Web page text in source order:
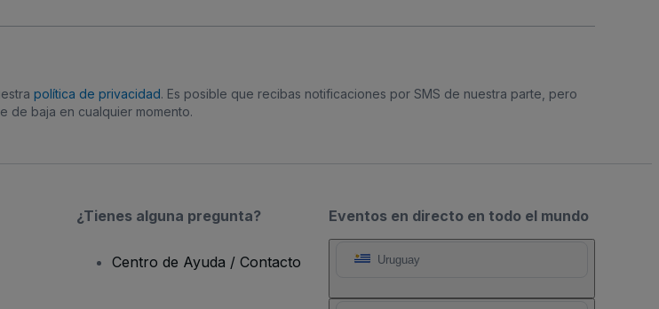
política de privacidad. Es posible que recibas notificaciones por SMS de nuestra parte, pero
de baja en cualquier momento.
Eventos en directo en todo el mundo
Uruguay
¿Tienes alguna pregunta?
Centro de Ayuda / Contacto